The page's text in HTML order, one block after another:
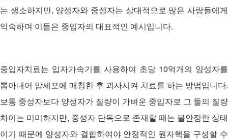
는 생소하지만, 양성자와 중성자는 상대적으로 많은 사람들에게
익숙하며 이들은 중입자의 대표적인 예시입니다.
중입자치료는 입자가속기를 사용하여 초당 10억개의 양성자를
뽑아내어 암세포에 매칭한 후 괴사시켜 치료를 하는 방법입니다.
보통 중성자보다 양성자가 질량이 가벼운 중입자로 그 둘의 질량
차이는 미미하지만, 중성자 단독으로 존재할 때는 불안정한 상태
이기 때문에 양성자와 결합하여야 안정적인 원자핵을 구성할 수